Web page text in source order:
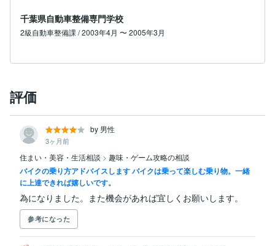
千葉県自動車整備専門学校
2級自動車整備課 / 2003年4月 〜 2005年3月
評価
by 男性
3ヶ月前
住まい・美容・生活相談 > 趣味・ゲーム攻略の相談
バイクの乗り方アドバイスします バイクは乗って楽しむ乗り物。一緒
に上達できれば嬉しいです。
為になりました。また機会があれば宜しくお願いします。
参考になった